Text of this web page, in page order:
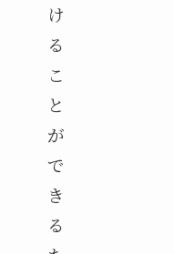
け
る
こ
と
が
で
き
る